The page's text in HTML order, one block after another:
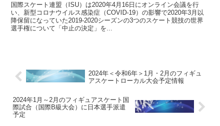
国際スケート連盟（ISU）は2020年4月16日にオンライン会議を行
い、新型コロナウイルス感染症（COVID-19）の影響で2020年3月以
降保留になっていた2019-2020シーズンの3つのスケート競技の世界
選手権について「中止の決定」を...
2024年＜令和6年＞1月・2月のフィギュ
アスケートローカル大会予定情報
2024年1月～2月のフィギュアスケート国
際試合（国際B級大会）に日本選手派遣
予定